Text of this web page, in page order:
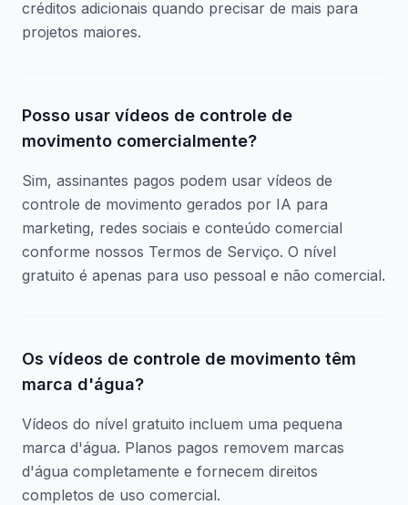
créditos adicionais quando precisar de mais para
projetos maiores.
Posso usar vídeos de controle de
movimento comercialmente?
Sim, assinantes pagos podem usar vídeos de
controle de movimento gerados por IA para
marketing, redes sociais e conteúdo comercial
conforme nossos Termos de Serviço. O nível
gratuito é apenas para uso pessoal e não comercial.
Os vídeos de controle de movimento têm
marca d'água?
Vídeos do nível gratuito incluem uma pequena
marca d'água. Planos pagos removem marcas
d'água completamente e fornecem direitos
completos de uso comercial.